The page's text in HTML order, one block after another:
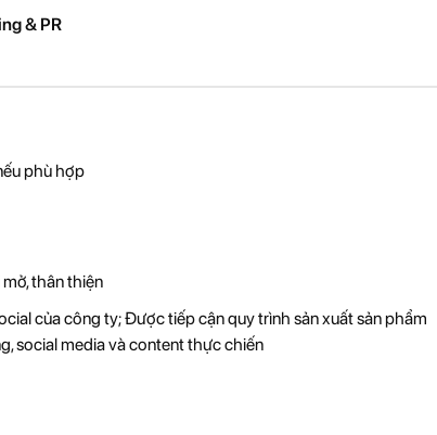
& PR
phù hợp
thân thiện
của công ty; Được tiếp cận quy trình sản xuất sản phẩm
social media và content thực chiến